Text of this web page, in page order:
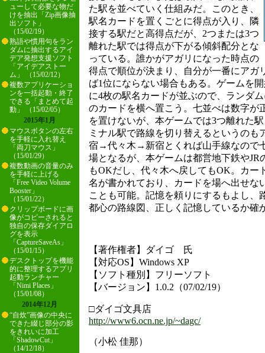
ューして必要な物だ
けを抽出「Zip画像抽
出ソフト」
（15/02/19）
熟語や慣用句をラン
ダムに抽出するアイ
デア発想支援ソフト
「アイデアストー
ム」 （15/02/12）
複数アプリケーショ
ンを一括起動・終了
できる「まとめて起
動」 （15/02/05）
2015年1月
マウスボタンの左右
を手軽に入れ替え
「両刀マウス」
（15/01/29）
複数動画の音量のみ
を手軽に上げる
「Free Video Volume
Booster」
（15/01/22）
クリップボードに画
像がコピーされると
独自の保存ダイアロ
グを表示
「CaptureSaveAs」
（15/01/15）
デスクトップを機能
的に整理するアプリ
起動ランチャー
「Nimi Places」
（15/01/08）
2014年12月
“自炊”画像の中央に
できた綴じ部分の影
をきれいに加工
「ShadowCut」
（14/12/18）
た駅を並べていく仕組みだ。このとき、
駅名カードを置くごとに得点が入り、隣
接する駅だと高得点だが、2つまたは3つ
離れた駅では得点が下がる傾斜配分とな
っている。誰かがアガリになった時点の
得点で順位が決まり、自分が一番にアガ
ば1位にならない場合もある。ゲームを
に4枚の駅名カードが並ぶので、ランダ
のカードを横へ置こう。七並べは数字が
を置けないが、本ゲームでは3つ離れた
ミナル駅で路線を切り替えるというの
宿→代々木→新宿とくれば山手線なので
場となるが、本ゲームは都営地下鉄やJR
もOKだし、代々木へ戻してもOK。カー
名が書かれており、カードを場へ出せな
ことも可能。記憶を頼りにするもよし、
都心の路線図、正しく記憶しているか確
【著作権者】ダイゴ 氏
【対応OS】Windows XP
【ソフト種別】フリーソフト
【バージョン】1.0.2（07/02/19）
□ダイゴ文具店
http://www6.ocn.ne.jp/~dagc/
（小松 佳那）